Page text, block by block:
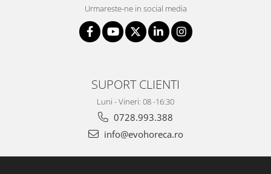
Urmareste-ne in social media
SUPORT CLIENTI
Luni - Vineri: 08 -16:30
0728.993.388
info@evohoreca.ro